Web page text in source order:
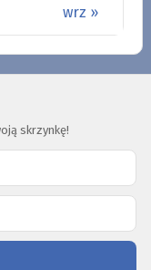
wrz »
skrzynkę!